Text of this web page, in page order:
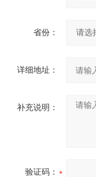
省份：
详细地址：
补充说明：
验证码：